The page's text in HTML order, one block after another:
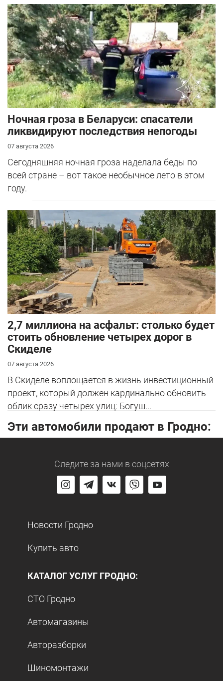
Ночная гроза в Беларуси: спасатели
ликвидируют последствия непогоды
07 августа 2026
Сегодняшняя ночная гроза наделала беды по
всей стране – вот такое необычное лето в этом
году.
2,7 миллиона на асфальт: столько будет
стоить обновление четырех дорог в
Скиделе
07 августа 2026
В Скиделе воплощается в жизнь инвестиционный
проект, который должен кардинально обновить
облик сразу четырех улиц: Богуш...
Эти автомобили продают в Гродно:
Следите за нами в соцсетях
Новости Гродно
Купить авто
КАТАЛОГ УСЛУГ ГРОДНО:
СТО Гродно
Автомагазины
Авторазборки
Шиномонтажи